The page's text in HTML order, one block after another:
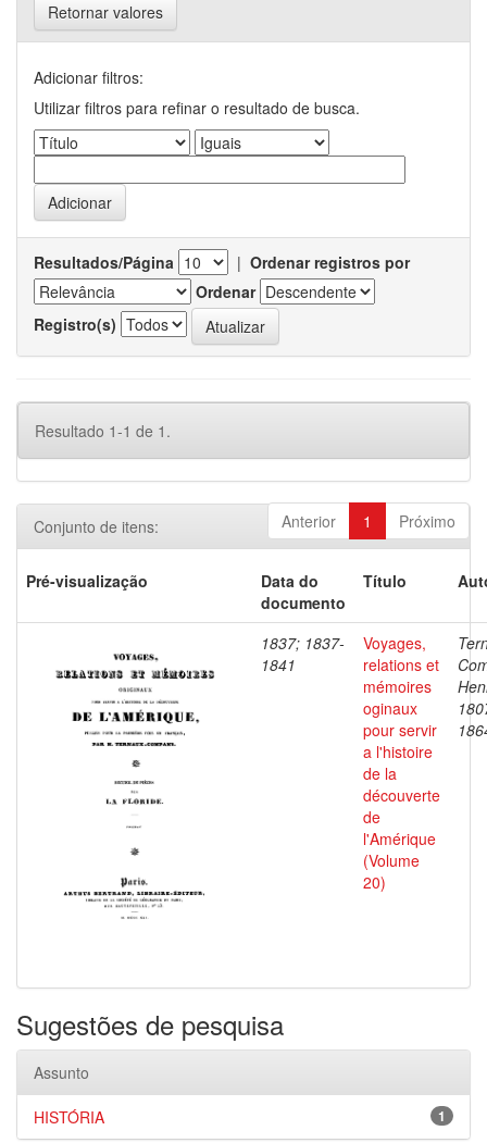
Retornar valores
Adicionar filtros:
Utilizar filtros para refinar o resultado de busca.
Resultados/Página | Ordenar registros por
Ordenar
Registro(s)
Resultado 1-1 de 1.
Anterior 1 Próximo
Conjunto de itens:
Pré-visualização
Data do
documento
Título
1837; 1837-
1841
Voyages,
relations et
mémoires
oginaux
pour servir
a l'histoire
de la
découverte
de
l'Amérique
(Volume
20)
Sugestões de pesquisa
Assunto
1
HISTÓRIA